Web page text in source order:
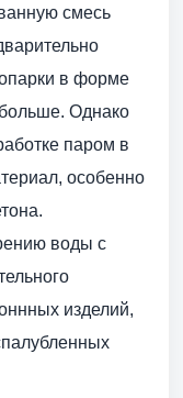
смесь
в форме
Однако
паром в
особенно
воды с
изделий,